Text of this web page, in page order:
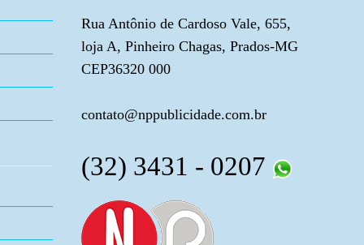
Rua Antônio de Cardoso Vale, 655,
loja A, Pinheiro Chagas, Prados-MG
CEP36320 000
contato@nppublicidade.com.br
(32) 3431 - 0207